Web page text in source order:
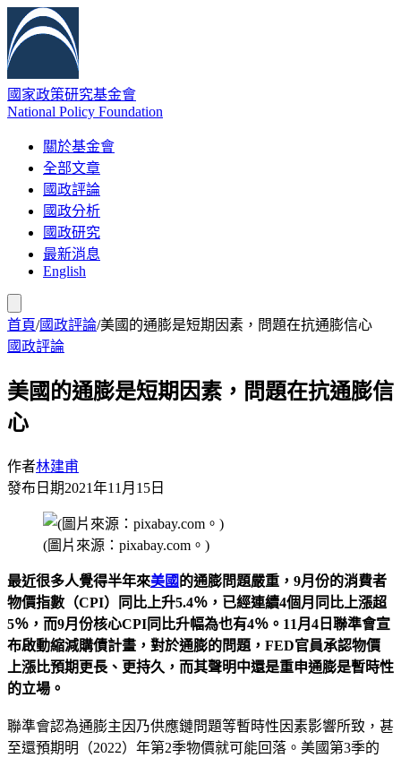
國家政策研究基金會
National Policy Foundation
關於基金會
全部文章
國政評論
國政分析
國政研究
最新消息
English
首頁/國政評論/美國的通膨是短期因素，問題在抗通膨信心
國政評論
美國的通膨是短期因素，問題在抗通膨信
心
作者林建甫
發布日期2021年11月15日
(圖片來源：pixabay.com。)
最近很多人覺得半年來美國的通膨問題嚴重， 9月份的消費者
物價指數（CPI）同比上升5.4％，已經連續4個月同比上漲超
5％，而9月份核心CPI同比升幅為也有4％。 11 月 4 日聯準會宣
布啟動縮減購債計畫，對於通膨的問題， FED官員承認物價
上漲比預期更長、更持久，而其聲明中還是重申通膨是暫時性
的立場。
聯準會認為通膨主因乃供應鏈問題等暫時性因素影響所致，甚
至還預期明（2022）年第2季物價就可能回落。美國第3季的